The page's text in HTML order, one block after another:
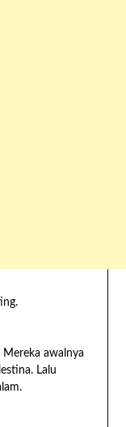
awalnya
Lalu